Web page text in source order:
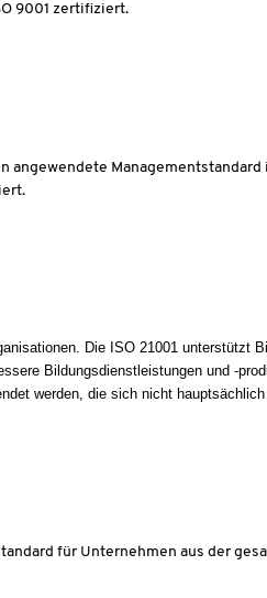
9001 zertifiziert.
angewendete
Die ISO 21001 unterstützt
Bildungsdienstleistungen und -
werden, die sich nicht
für Unternehmen aus der